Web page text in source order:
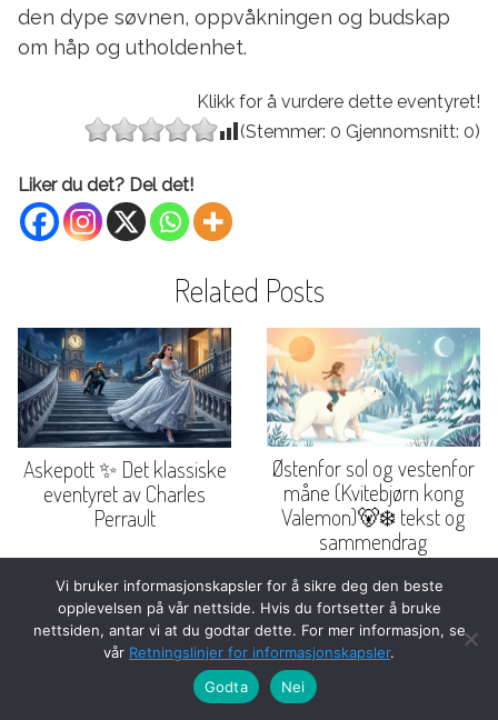
den dype søvnen, oppvåkningen og budskap
om håp og utholdenhet.
Klikk for å vurdere dette eventyret!
(Stemmer: 0 Gjennomsnitt: 0)
Liker du det? Del det!
Related Posts
Askepott ✨ Det klassiske
eventyret av Charles
Perrault
Østenfor sol og vestenfor
måne (Kvitebjørn kong
Valemon)🐻‍❄️ tekst og
sammendrag
Vi bruker informasjonskapsler for å sikre deg den beste
opplevelsen på vår nettside. Hvis du fortsetter å bruke
nettsiden, antar vi at du godtar dette. For mer informasjon, se
vår Retningslinjer for informasjonskapsler.
Godta
Nei